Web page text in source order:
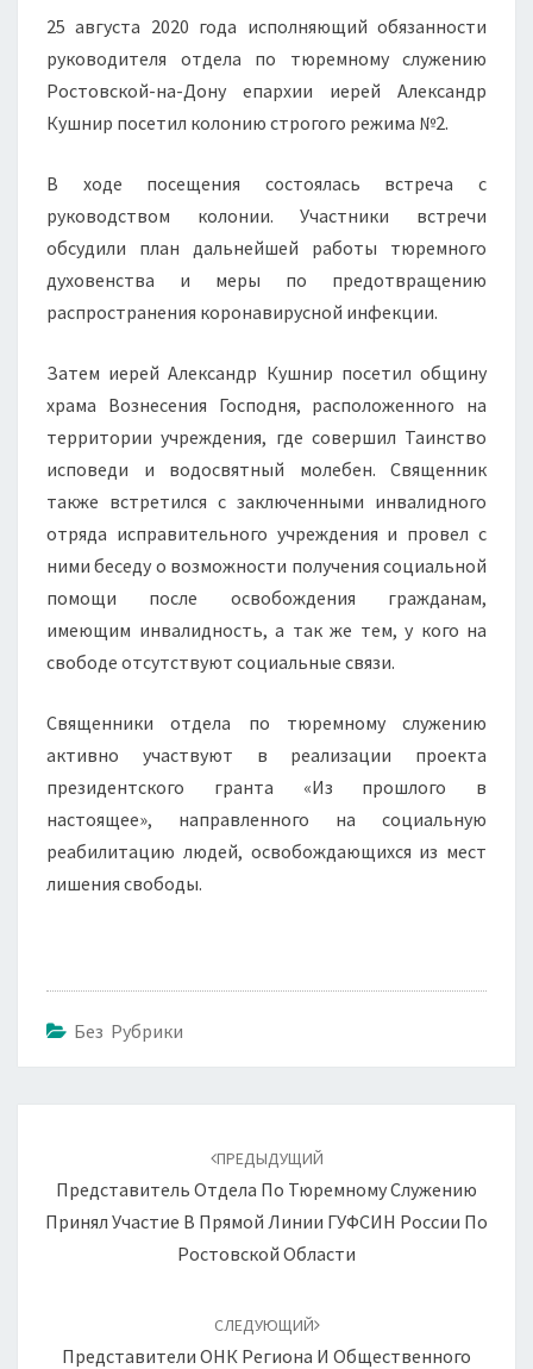
25 августа 2020 года исполняющий обязанности
руководителя отдела по тюремному служению
Ростовской-на-Дону епархии иерей Александр
Кушнир посетил колонию строгого режима №2.
В ходе посещения состоялась встреча с
руководством колонии. Участники встречи
обсудили план дальнейшей работы тюремного
духовенства и меры по предотвращению
распространения коронавирусной инфекции.
Затем иерей Александр Кушнир посетил общину
храма Вознесения Господня, расположенного на
территории учреждения, где совершил Таинство
исповеди и водосвятный молебен. Священник
также встретился с заключенными инвалидного
отряда исправительного учреждения и провел с
ними беседу о возможности получения социальной
помощи после освобождения гражданам,
имеющим инвалидность, а так же тем, у кого на
свободе отсутствуют социальные связи.
Священники отдела по тюремному служению
активно участвуют в реализации проекта
президентского гранта «Из прошлого в
настоящее», направленного на социальную
реабилитацию людей, освобождающихся из мест
лишения свободы.
Без Рубрики
записям
ПРЕДЫДУЩИЙ
Представитель Отдела По Тюремному Служению
Принял Участие В Прямой Линии ГУФСИН России По
Ростовской Области
СЛЕДУЮЩИЙ
Представители ОНК Региона И Общественного